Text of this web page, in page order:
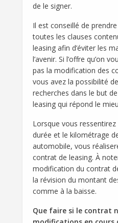
de le signer.
Il est conseillé de
toutes les clauses
leasing afin d’éviter les
l’avenir. Si l’offre qu’on
pas la modification des
vous avez la possibilité
recherches dans le but
leasing qui répond le
Lorsque vous
durée et le kilométrage
automobile, vous
contrat de leasing. À
modification du contrat
la révision du montant
comme à la baisse.
Que faire si le contrat